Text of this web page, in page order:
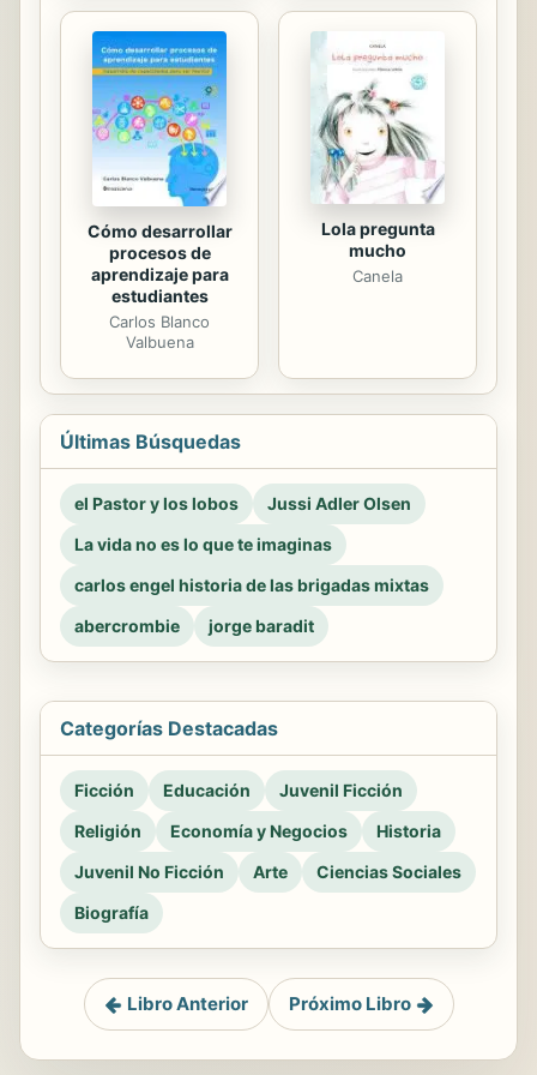
Cómo desarrollar
procesos de
aprendizaje para
estudiantes
Carlos Blanco
Valbuena
Lola pregunta
mucho
Canela
Últimas Búsquedas
el Pastor y los lobos
Jussi Adler Olsen
La vida no es lo que te imaginas
carlos engel historia de las brigadas mixtas
abercrombie
jorge baradit
Categorías Destacadas
Ficción Educación
Juvenil Ficción
Religión
Economía y Negocios
Historia
Juvenil No Ficción
Arte
Ciencias Sociales
Biografía
Libro Anterior Próximo Libro